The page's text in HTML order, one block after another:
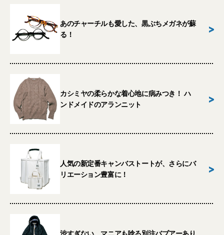
あのチャーチルも愛した、黒ぶちメガネが蘇
る！
>
カシミヤの柔らかな着心地に病みつき！ ハ
ンドメイドのアランニット
>
人気の新定番キャンバストートが、さらにバ
リエーション豊富に！
>